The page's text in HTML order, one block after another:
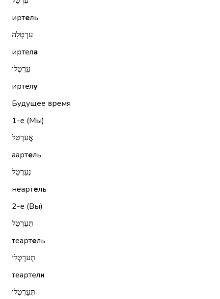
иртель
עִרְטְלָה
иртела
עִרְטְלוּ
иртелу
Будущее время
1-е (Мы)
אֲעַרְטֵל
аартель
נְעַרְטֵל
неартель
2-е (Вы)
תְּעַרְטֵל
теартель
תְּעַרְטְלִי
теартели
תְּעַרְטְלוּ